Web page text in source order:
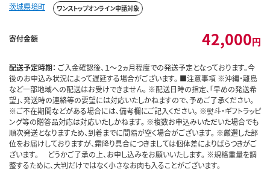
茨城県境町 ワンストップオンライン申請対象
寄付金額 42,000円
配送予定時期： ご入金確認後、１～２ヵ月程度での発送予定となっております。今
後のお申込み状況によって遅延する場合がございます。 ■注意事項 ※沖縄・離島
など一部地域への配送はお受けできません。 ※配送日時の指定、「早めの発送希
望」、発送時の連絡等の要望には対応いたしかねますので、予めご了承ください。
※ご不在期間などがある場合には、備考欄にご記入ください。 ※熨斗・ギフトラッピ
ング等の贈答品対応は対応いたしかねます。 ※複数お申込みいただいた場合でも
順次発送となりますため、到着までに間隔が空く場合がございます。 ※厳選した部
位をお届けしておりますが、霜降り具合につきましては個体差によりばらつきがご
ざいます。 どうかご了承の上、お申し込みをお願いいたします。 ※規格重量を調
整するために、大判だけではなく小さなお肉も入ることがございます。